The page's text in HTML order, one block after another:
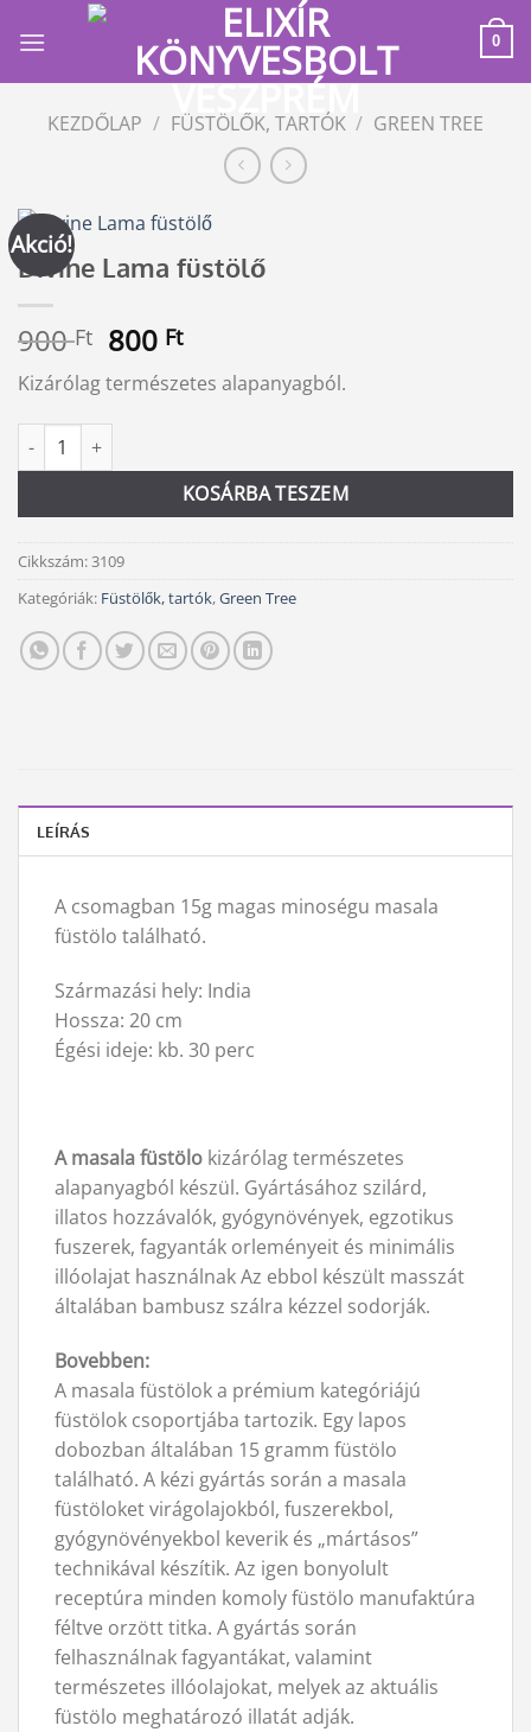
0
KEZDŐLAP / FÜSTÖLŐK, TARTÓK / GREEN TREE
Akció!
Divine Lama füstölő
900Ft Original
price
was:
900 Ft.
800 FtCurrent
price
is:
Kizárólag természetes alapanyagból.
Divine Lama füstölő mennyiség
KOSÁRBA TESZEM
Alternative:
Cikkszám:3109
Kategóriák: Füstölők, tartók,Green Tree
LEÍRÁS
A csomagban 15g magas minoségu masala
füstölo található.
Származási hely: India
Hossza: 20 cm
Égési ideje: kb. 30 perc
A masala füstölo kizárólag természetes
alapanyagból készül. Gyártásához szilárd,
illatos hozzávalók, gyógynövények, egzotikus
fuszerek, fagyanták orleményeit és minimális
illóolajat használnak Az ebbol készült masszát
általában bambusz szálra kézzel sodorják.
Bovebben:
A masala füstölok a prémium kategóriájú
füstölok csoportjába tartozik. Egy lapos
dobozban általában 15 gramm füstölo
található. A kézi gyártás során a masala
füstöloket virágolajokból, fuszerekbol,
gyógynövényekbol keverik és „mártásos”
technikával készítik. Az igen bonyolult
receptúra minden komoly füstölo manufaktúra
féltve orzött titka. A gyártás során
felhasználnak fagyantákat, valamint
természetes illóolajokat, melyek az aktuális
füstölo meghatározó illatát adják.